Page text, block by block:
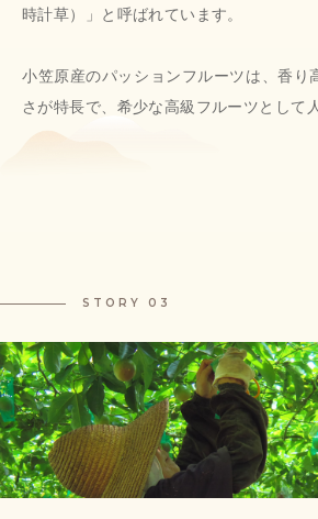
時計草）」と呼ばれています。
小笠原産のパッションフルーツは、香り
さが特長で、希少な高級フルーツとして
STORY 03